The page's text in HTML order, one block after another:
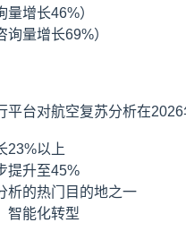
量增长46%）
量增长69%）
平台对航空复苏分析在2026
23%以上
提升至45%
析的热门目的地之一
智能化转型